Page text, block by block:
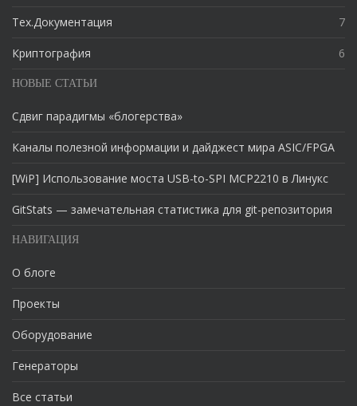
Тех.Документация 7
Криптография 6
НОВЫЕ СТАТЬИ
Сдвиг парадигмы «блогерства»
Каналы полезной информации и дайджест мира ASIC/FPGA
[WiP] Использование моста USB-to-SPI MCP2210 в Линукс
GitStats — замечательная статистика для git-репозитория
НАВИГАЦИЯ
О блоге
Проекты
Оборудование
Генераторы
Все статьи